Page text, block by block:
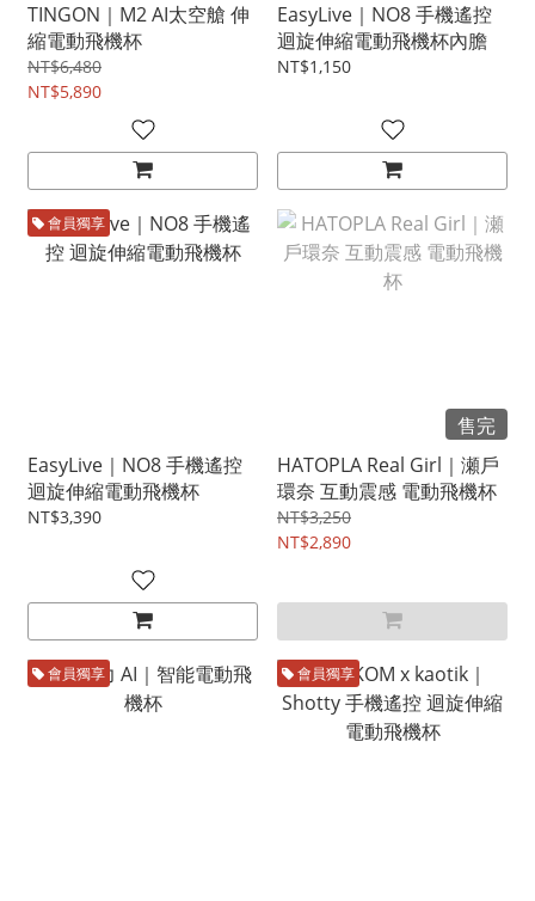
TINGON｜M2 AI太空艙 伸
縮電動飛機杯
NT$6,480
NT$5,890
EasyLive｜NO8 手機遙控
迴旋伸縮電動飛機杯內膽
NT$1,150
會員獨享
EasyLive｜NO8 手機遙控
迴旋伸縮電動飛機杯
NT$3,390
售完
HATOPLA Real Girl｜瀬戶
環奈 互動震感 電動飛機杯
NT$3,250
NT$2,890
會員獨享 會員獨享